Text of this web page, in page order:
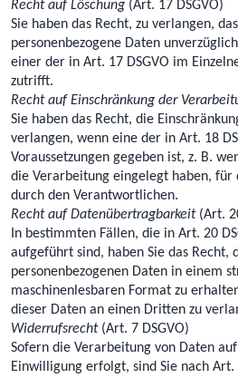
Recht auf Löschung (Art. 17 DSGVO)
Sie haben das Recht, zu verlangen,
personenbezogene Daten
einer der in Art. 17 DSGVO im
zutrifft.
Recht auf Einschränkung der
Sie haben das Recht, die
verlangen, wenn eine der in Art. 18
Voraussetzungen gegeben ist, z. B.
die Verarbeitung eingelegt haben, für
durch den Verantwortlichen.
Recht auf Datenübertragbarkeit(Art.
In bestimmten Fällen, die in Art. 20
aufgeführt sind, haben Sie das Recht,
personenbezogenen Daten in einem
maschinenlesbaren Format zu
dieser Daten an einen Dritten zu
Widerrufsrecht(Art. 7 DSGVO)
Sofern die Verarbeitung von Daten
Einwilligung erfolgt, sind Sie nach Art.